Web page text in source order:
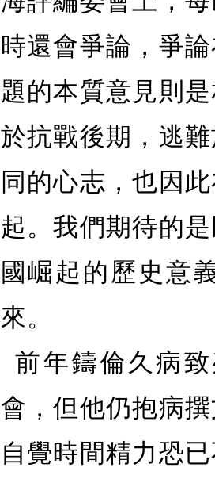
時還會爭論，爭
題的本質意見則
於抗戰後期，逃
同的心志，也因
起。我們期待的
國崛起的歷史意
來。
前年鑄倫久病
會，但他仍抱病
自覺時間精力恐